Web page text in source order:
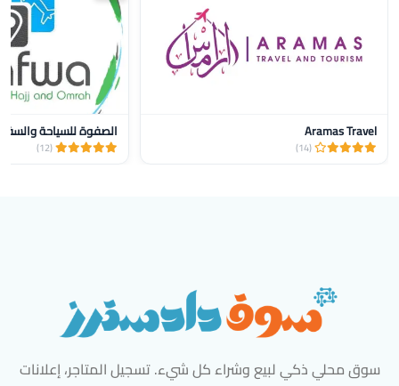
Aramas Travel
(14)
الصفوة للسياحة
(12)
سوق محلي ذكي لبيع وشراء كل شيء. تسجيل المتاجر، إعلانات